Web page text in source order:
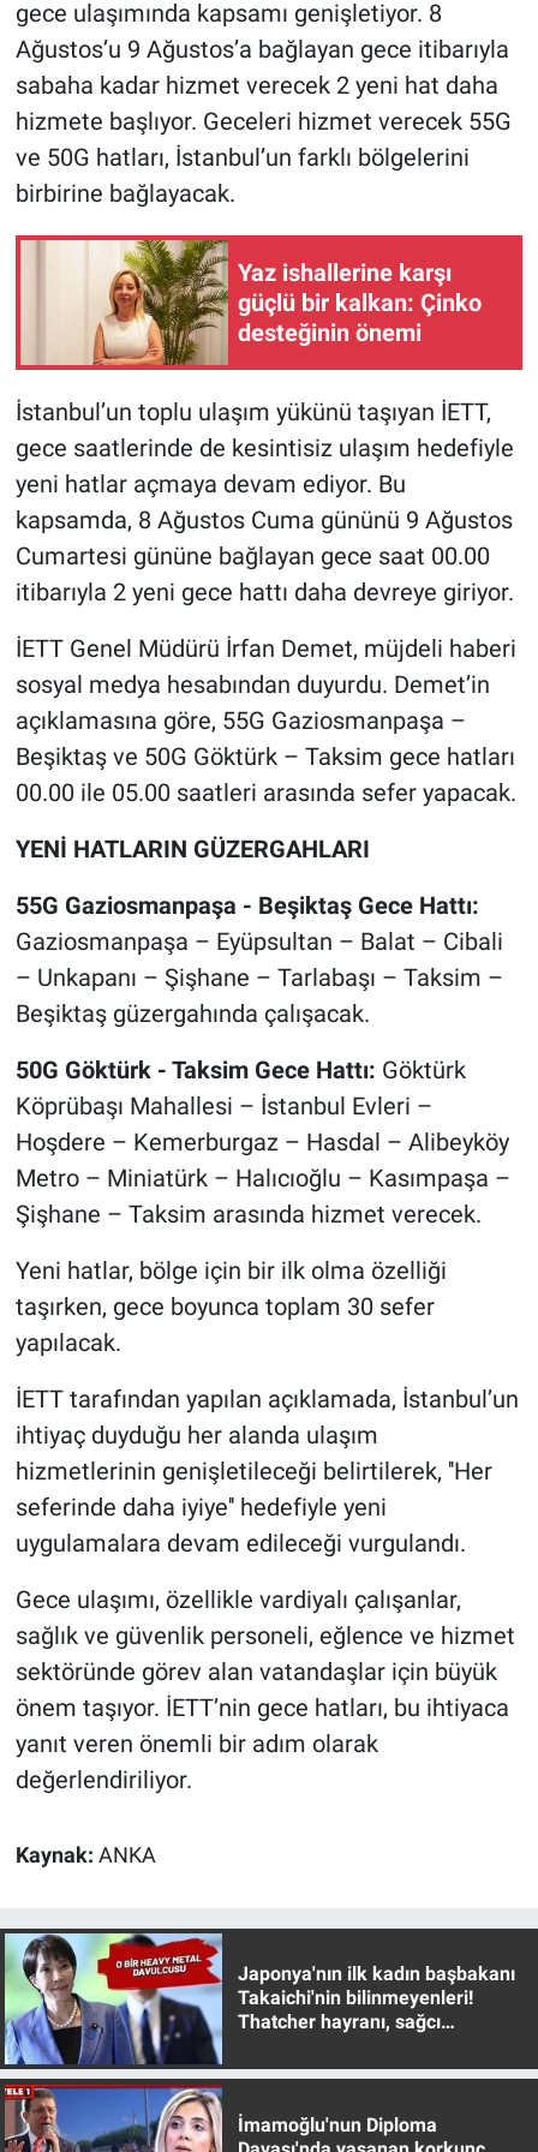
gece ulaşımında kapsamı genişletiyor. 8
Ağustos’u 9 Ağustos’a bağlayan gece itibarıyla
sabaha kadar hizmet verecek 2 yeni hat daha
hizmete başlıyor. Geceleri hizmet verecek 55G
ve 50G hatları, İstanbul’un farklı bölgelerini
birbirine bağlayacak.
Yaz ishallerine karşı
güçlü bir kalkan: Çinko
desteğinin önemi
İstanbul’un toplu ulaşım yükünü taşıyan İETT,
gece saatlerinde de kesintisiz ulaşım hedefiyle
yeni hatlar açmaya devam ediyor. Bu
kapsamda, 8 Ağustos Cuma gününü 9 Ağustos
Cumartesi gününe bağlayan gece saat 00.00
itibarıyla 2 yeni gece hattı daha devreye giriyor.
İETT Genel Müdürü İrfan Demet, müjdeli haberi
sosyal medya hesabından duyurdu. Demet’in
açıklamasına göre, 55G Gaziosmanpaşa –
Beşiktaş ve 50G Göktürk – Taksim gece hatları
00.00 ile 05.00 saatleri arasında sefer yapacak.
YENİ HATLARIN GÜZERGAHLARI
55G Gaziosmanpaşa - Beşiktaş Gece Hattı:
Gaziosmanpaşa – Eyüpsultan – Balat – Cibali
– Unkapanı – Şişhane – Tarlabaşı – Taksim –
Beşiktaş güzergahında çalışacak.
50G Göktürk - Taksim Gece Hattı: Göktürk
Köprübaşı Mahallesi – İstanbul Evleri –
Hoşdere – Kemerburgaz – Hasdal – Alibeyköy
Metro – Miniatürk – Halıcıoğlu – Kasımpaşa –
Şişhane – Taksim arasında hizmet verecek.
Yeni hatlar, bölge için bir ilk olma özelliği
taşırken, gece boyunca toplam 30 sefer
yapılacak.
İETT tarafından yapılan açıklamada, İstanbul’un
ihtiyaç duyduğu her alanda ulaşım
hizmetlerinin genişletileceği belirtilerek, ''Her
seferinde daha iyiye'' hedefiyle yeni
uygulamalara devam edileceği vurgulandı.
Gece ulaşımı, özellikle vardiyalı çalışanlar,
sağlık ve güvenlik personeli, eğlence ve hizmet
sektöründe görev alan vatandaşlar için büyük
önem taşıyor. İETT’nin gece hatları, bu ihtiyaca
yanıt veren önemli bir adım olarak
değerlendiriliyor.
Kaynak: ANKA
Japonya'nın ilk kadın başbakanı
Takaichi'nin bilinmeyenleri!
Thatcher hayranı, sağcı
İmamoğlu'nun Diploma
Gündem Özel
Günün görüntüsü
Haber
İlan
Kimdir
Koronavirüs
Kültür Sanat
Ne demişti
Nedir
Popüler
Programlar
Sağlık
Spor
Teknoloji
Türkiye'nin Geleceği
Türkiye'nin Gündemi
Yerel Yaşam
Canlı Yayın